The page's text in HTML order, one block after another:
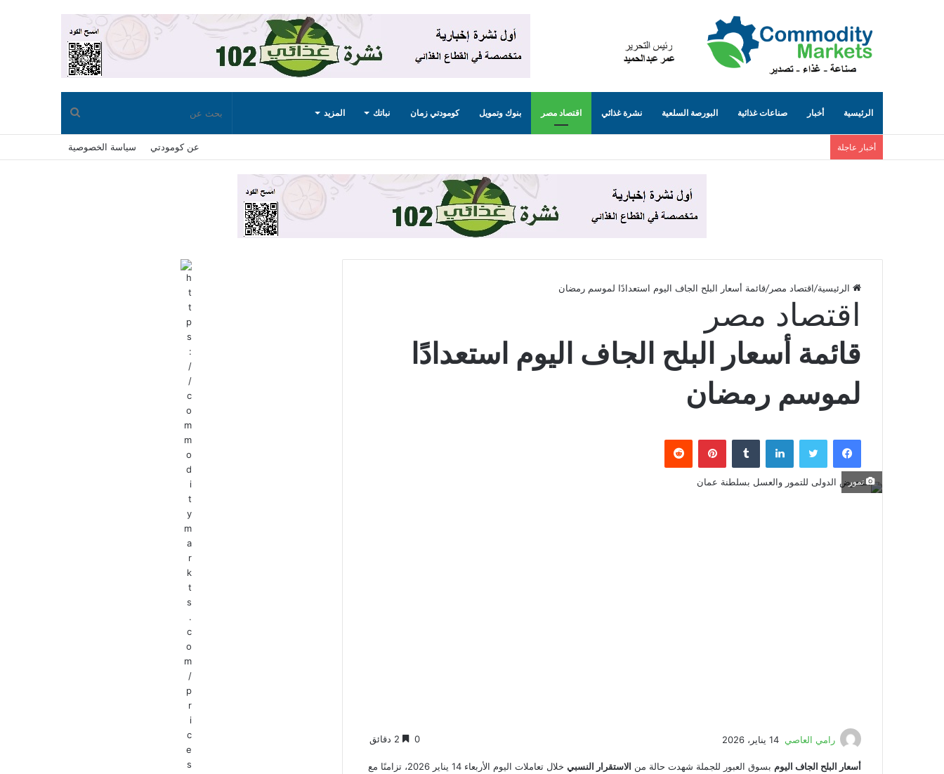
الرئيسية أخبار صناعات غذائية البورصة السلعية نشرة غذائي اقتصاد مصر بنوك وتمويل كومودتي زمان نباتك المزيد بحث
عن
أخبار عاجلة عن كومودتي سياسة الخصوصية
الرئيسية/اقتصاد مصر/قائمة أسعار البلح الجاف اليوم استعدادًا لموسم رمضان
اقتصاد مصر
قائمة أسعار البلح الجاف اليوم استعدادًا
لموسم رمضان
فيسبوك تويتر لينكدإن بينتيريست
تمور
رامي العاصي 14 يناير، 2026 0
أسعار البلح الجاف اليوم بسوق العبور للجملة شهدت حالة من الاستقرار النسبي
خلال تعاملات اليوم الأربعاء 14 يناير 2026، تزامنًا مع